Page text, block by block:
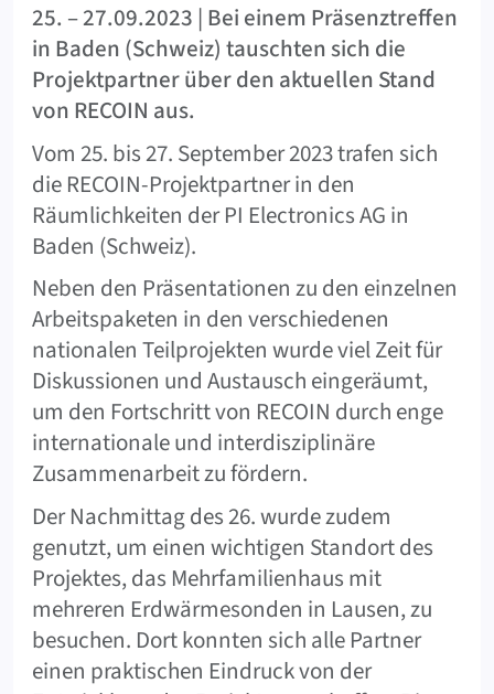
25. – 27.09.2023 | Bei einem Präsenztreffen
in Baden (Schweiz) tauschten sich die
Projektpartner über den aktuellen Stand
von RECOIN aus.
Vom 25. bis 27. September 2023 trafen sich
die RECOIN-Projektpartner in den
Räumlichkeiten der PI Electronics AG in
Baden (Schweiz).
Neben den Präsentationen zu den einzelnen
Arbeitspaketen in den verschiedenen
nationalen Teilprojekten wurde viel Zeit für
Diskussionen und Austausch eingeräumt,
um den Fortschritt von RECOIN durch enge
internationale und interdisziplinäre
Zusammenarbeit zu fördern.
Der Nachmittag des 26. wurde zudem
genutzt, um einen wichtigen Standort des
Projektes, das Mehrfamilienhaus mit
mehreren Erdwärmesonden in Lausen, zu
besuchen. Dort konnten sich alle Partner
einen praktischen Eindruck von der